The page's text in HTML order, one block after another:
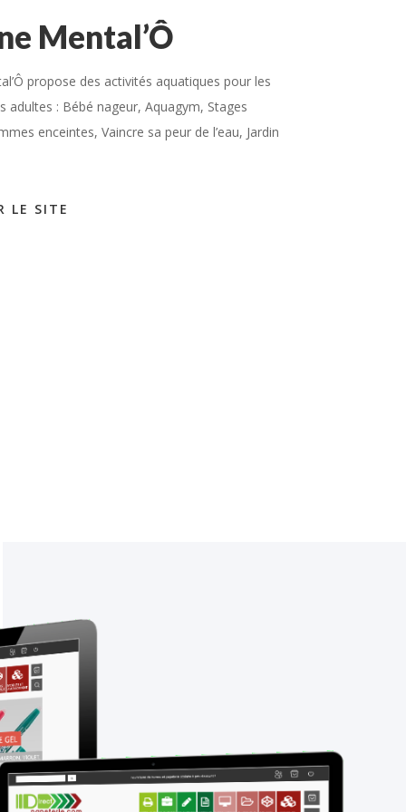
Mental’Ô
propose des activités aquatiques pour les
adultes : Bébé nageur, Aquagym, Stages
enceintes, Vaincre sa peur de l’eau, Jardin
LE SITE